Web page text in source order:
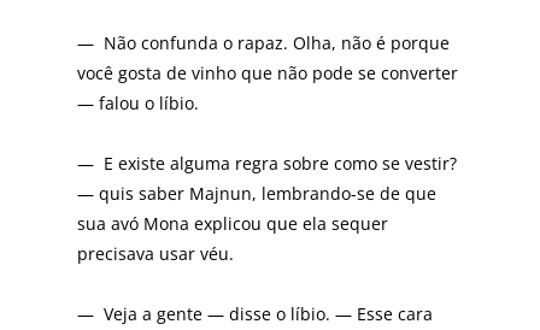
— Não confunda o rapaz. Olha, não é porque
você gosta de vinho que não pode se converter
— falou o líbio.
— E existe alguma regra sobre como se vestir?
— quis saber Majnun, lembrando-se de que
sua avó Mona explicou que ela sequer
precisava usar véu.
— Veja a gente — disse o líbio. — Esse cara